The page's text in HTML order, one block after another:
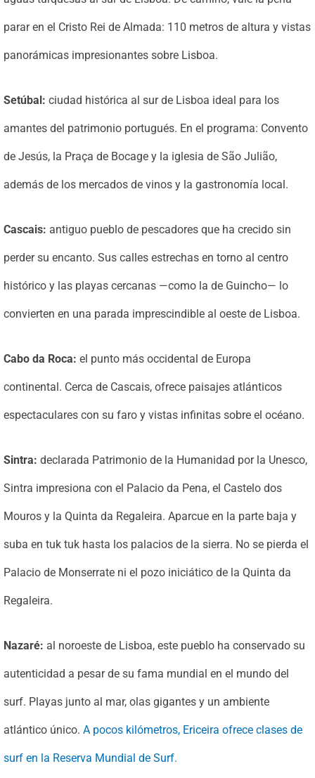
parar en el Cristo Rei de Almada: 110 metros de altura y vistas
panorámicas impresionantes sobre Lisboa.
Setúbal: ciudad histórica al sur de Lisboa ideal para los
amantes del patrimonio portugués. En el programa: Convento
de Jesús, la Praça de Bocage y la iglesia de São Julião,
además de los mercados de vinos y la gastronomía local.
Cascais: antiguo pueblo de pescadores que ha crecido sin
perder su encanto. Sus calles estrechas en torno al centro
histórico y las playas cercanas —como la de Guincho— lo
convierten en una parada imprescindible al oeste de Lisboa.
Cabo da Roca: el punto más occidental de Europa
continental. Cerca de Cascais, ofrece paisajes atlánticos
espectaculares con su faro y vistas infinitas sobre el océano.
Sintra: declarada Patrimonio de la Humanidad por la Unesco,
Sintra impresiona con el Palacio da Pena, el Castelo dos
Mouros y la Quinta da Regaleira. Aparcue en la parte baja y
suba en tuk tuk hasta los palacios de la sierra. No se pierda el
Palacio de Monserrate ni el pozo iniciático de la Quinta da
Regaleira.
Nazaré: al noroeste de Lisboa, este pueblo ha conservado su
autenticidad a pesar de su fama mundial en el mundo del
surf. Playas junto al mar, olas gigantes y un ambiente
atlántico único. A pocos kilómetros, Ericeira ofrece clases de
surf en la Reserva Mundial de Surf.